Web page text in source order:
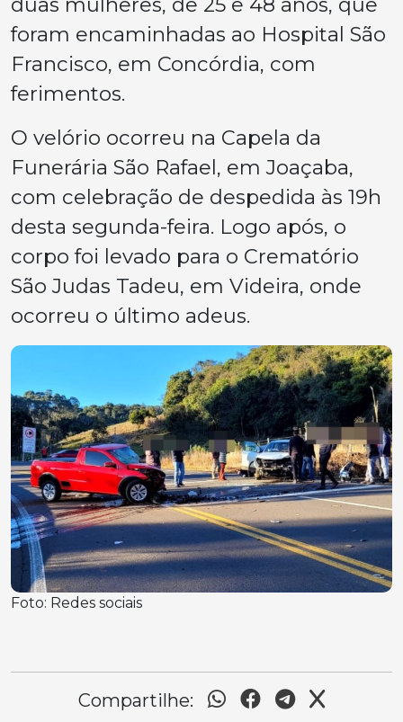
foram encaminhadas ao Hospital São
Francisco, em Concórdia, com
ferimentos.
O velório ocorreu na Capela da
Funerária São Rafael, em Joaçaba,
com celebração de despedida às 19h
desta segunda-feira. Logo após, o
corpo foi levado para o Crematório
São Judas Tadeu, em Videira, onde
ocorreu o último adeus.
Foto: Redes sociais
Compartilhe: